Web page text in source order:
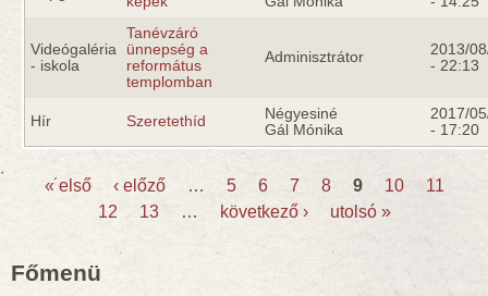
Videógaléria
- iskola
Tanévzáró
ünnepség a
református
templomban
Adminisztrátor
2013/
- 22:13
Hír Szeretethíd
Négyesiné
Gál Mónika
2017/
- 17:20
Oldalak
« első ‹ előző … 5 6 7 8 9 10
11
12
13 … következő › utolsó »
Főmenü